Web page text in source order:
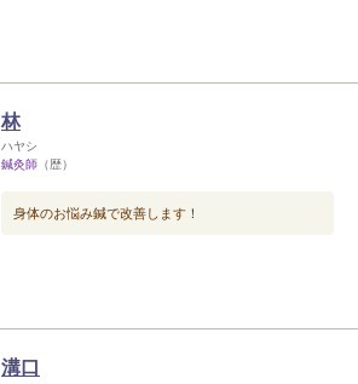
林
ハヤシ
鍼灸師 （歴）
身体のお悩み鍼で改善します！
溝口